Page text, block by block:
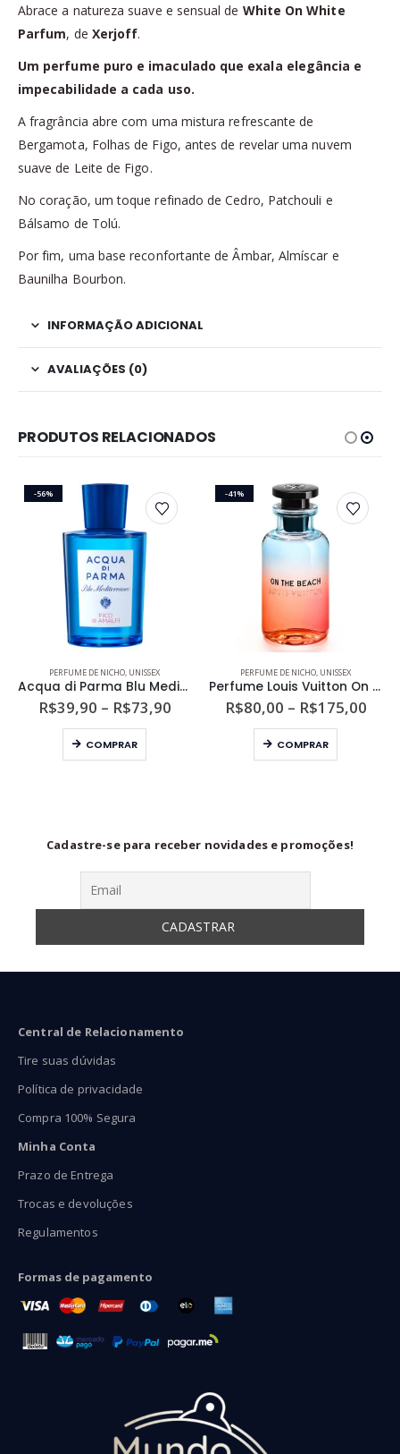
Abrace a natureza suave e sensual de White On White
Parfum, de Xerjoff.
Um perfume puro e imaculado que exala elegância e
impecabilidade a cada uso.
A fragrância abre com uma mistura refrescante de
Bergamota, Folhas de Figo, antes de revelar uma nuvem
suave de Leite de Figo.
No coração, um toque refinado de Cedro, Patchouli e
Bálsamo de Tolú.
Por fim, uma base reconfortante de Âmbar, Almíscar e
Baunilha Bourbon.
INFORMAÇÃO ADICIONAL
AVALIAÇÕES (0)
PRODUTOS RELACIONADOS
-56%
Este produto tem várias variantes. As opções podem ser escolhidas na página do produto
PERFUME DE NICHO, UNISSEX
Acqua di Parma Blu Mediterraneo Fico di Amalfi Unissex Eau de Toilette
R$39,90 – R$73,90Faixa
COMPRAR
Este produto tem várias variantes. As opções podem ser escolhidas na página do produto
-41%
Este produto tem várias variantes. As opções podem ser escolhidas na página do produto
PERFUME DE NICHO, UNISSEX
Perfume Louis Vuitton On The Beach Unissex Eau de Parfum
R$80,00 – R$175,00
COMPRAR
Este produto tem várias variantes. As opções podem ser escolhidas na página do produto
Cadastre-se para receber novidades e promoções!
Central de Relacionamento
Tire suas dúvidas
Política de privacidade
Compra 100% Segura
Minha Conta
Prazo de Entrega
Trocas e devoluções
Regulamentos
Formas de pagamento